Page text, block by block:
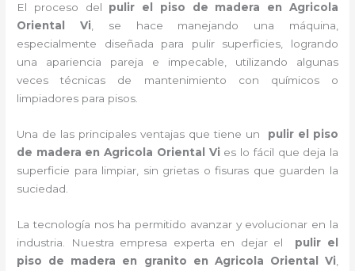
El proceso del pulir el piso de madera en Agricola
Oriental Vi , se hace manejando una máquina,
especialmente diseñada para pulir superficies, logrando
una apariencia pareja e impecable, utilizando algunas
veces técnicas de mantenimiento con químicos o
limpiadores para pisos.
Una de las principales ventajas que tiene un pulir el piso
de madera en Agricola Oriental Vi es lo fácil que deja la
superficie para limpiar, sin grietas o fisuras que guarden la
suciedad.
La tecnología nos ha permitido avanzar y evolucionar en la
industria. Nuestra empresa experta en dejar el pulir el
piso de madera en granito en Agricola Oriental Vi